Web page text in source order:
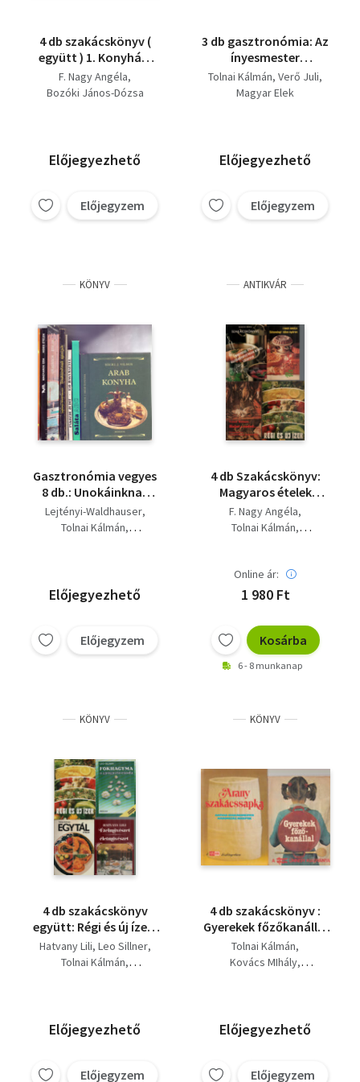
4 db szakácskönyv (
együtt ) 1. Konyhák,
ételek, élmények, 2.
Különleges ételek, 3.
F. Nagy Angéla
Bozóki János-Dózsa
Tolnai Kálmán
Előjegyezhető
Előjegyzem
3 db gasztronómia: Az
ínyesmester
szakácskönyve +
Ételek vadon termő
Tolnai Kálmán Verő Juli
Magyar Elek
Előjegyezhető
Előjegyzem
KÖNYV
Gasztronómia vegyes
8 db.: Unokáinknak
ajánljuk+Házi
hidegkonyha+Szendvicsek,
ételek
Lejtényi-Waldhauser
Tolnai Kálmán
Előjegyezhető
Előjegyzem
ANTIKVÁR
4 db Szakácskönyv:
Magyaros ételek
rozsdamentes króm-
nikkel edényben, Halat
új ízek.
F. Nagy Angéla
Tolnai Kálmán
Online ár:
1 980 Ft
Kosárba
6 - 8 munkanap
KÖNYV
4 db szakácskönyv
együtt: Régi és új ízek,
Egytál ételek,
Fokhagyma a
Hatvany Lili Leo Sillner
Tolnai Kálmán
Előjegyezhető
Előjegyzem
KÖNYV
4 db szakácskönyv :
Gyerekek főzőkanállal
+ Arany szakácssapka
+ Egytál ételek +
Tolnai Kálmán
Kovács MIhály
Előjegyezhető
Előjegyzem